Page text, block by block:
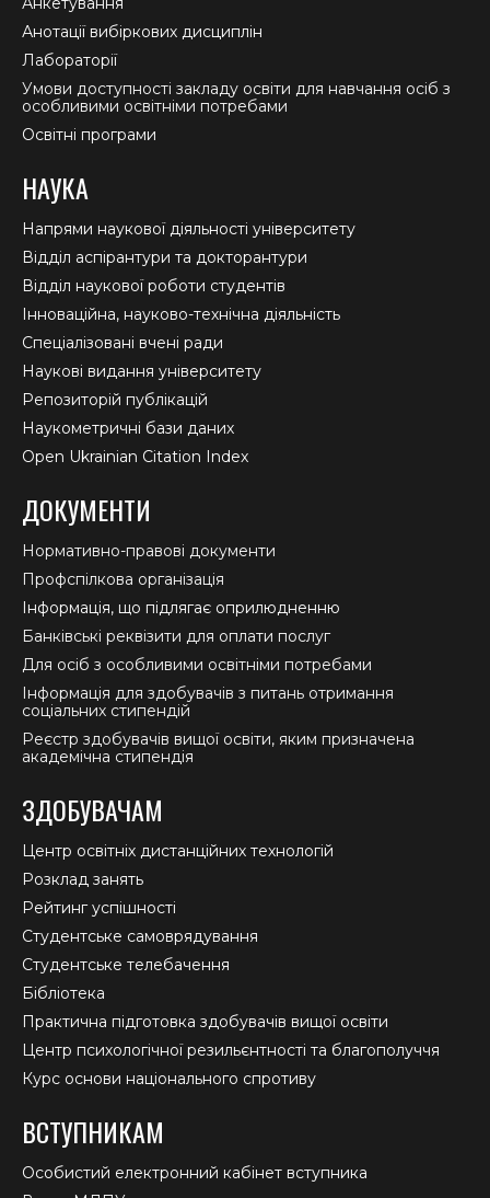
Анотації вибіркових дисциплін
Лабораторії
Умови доступності закладу освіти для навчання осіб з
особливими освітніми потребами
Освітні програми
НАУКА
Напрями наукової діяльності університету
Відділ аспірантури та докторантури
Відділ наукової роботи студентів
Інноваційна, науково-технічна діяльність
Спеціалізовані вчені ради
Наукові видання університету
Репозиторій публікацій
Наукометричні бази даних
Open Ukrainian Citation Index
ДОКУМЕНТИ
Нормативно-правові документи
Профспілкова організація
Інформація, що підлягає оприлюдненню
Банківські реквізити для оплати послуг
Для осіб з особливими освітніми потребами
Інформація для здобувачів з питань отримання
соціальних стипендій
Реєстр здобувачів вищої освіти, яким призначена
академічна стипендія
ЗДОБУВАЧАМ
Центр освітніх дистанційних технологій
Розклад занять
Рейтинг успішності
Студентське самоврядування
Студентське телебачення
Бібліотека
Практична підготовка здобувачів вищої освіти
Центр психологічної резильєнтності та благополуччя
Курс основи національного спротиву
ВСТУПНИКАМ
Особистий електронний кабінет вступника